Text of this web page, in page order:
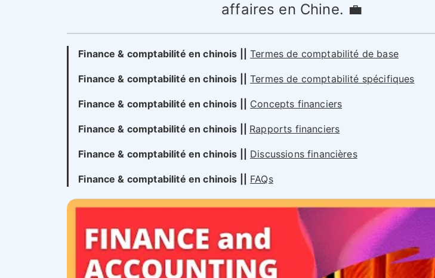
affaires en Chine. 💼
Finance & comptabilité en chinois || Termes de comptabilité de base
Finance & comptabilité en chinois || Termes de comptabilité spécifiques
Finance & comptabilité en chinois || Concepts financiers
Finance & comptabilité en chinois || Rapports financiers
Finance & comptabilité en chinois || Discussions financières
Finance & comptabilité en chinois || FAQs